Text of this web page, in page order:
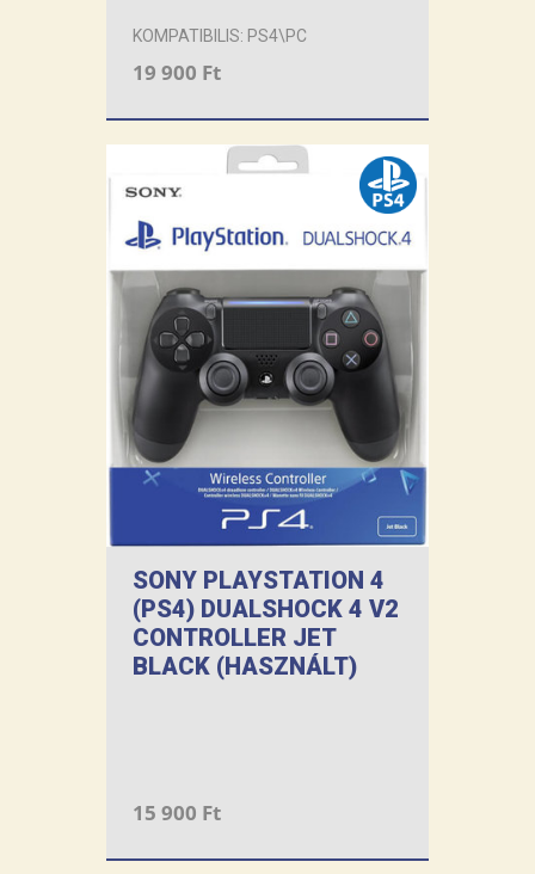
KOMPATIBILIS: PS4\PC
19 900 Ft
SONY PLAYSTATION 4
(PS4) DUALSHOCK 4 V2
CONTROLLER JET
BLACK (HASZNÁLT)
15 900 Ft